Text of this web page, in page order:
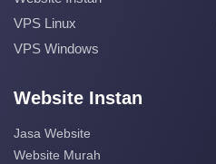
VPS Linux
VPS Windows
Website Instan
Jasa Website
Website Murah